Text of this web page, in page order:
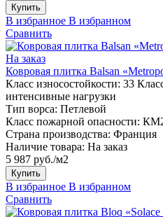
Купить
В избранное В избранном
Сравнить
На заказ
Ковровая плитка Balsan
Класс износостойкости: 33
интенсивные нагрузки
Тип ворса: Петлевой
Класс пожарной опасности:
Страна производства: Франция
Наличие товара: На заказ
5 987 руб./м2
Купить
В избранное В избранном
Сравнить